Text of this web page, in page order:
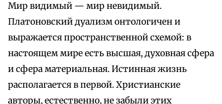
Мир видимый — мир невидимый.
Платоновский дуализм онтологичен и
выражается пространственной схемой: в
настоящем мире есть высшая, духовная сфера
и сфера материальная. Истинная жизнь
располагается в первой. Христианские
авторы, естественно, не забыли этих